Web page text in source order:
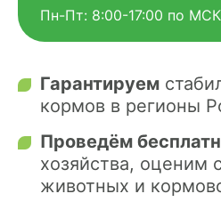
Пн-Пт: 8:00-17:00 по
Гарантируем
кормов в регионы
Проведём
хозяйства, оценим
животных и
ПРАЙС
КОНТАКТЫ
8 (804)